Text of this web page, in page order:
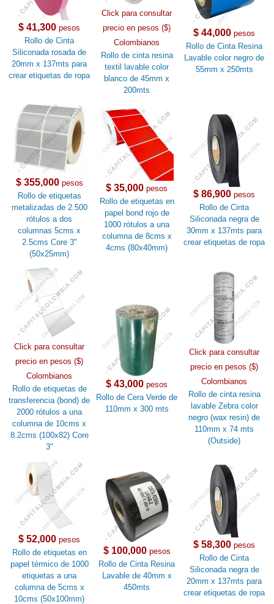
$ 41,300 pesos
Rollo de Cinta
Siliconada rosada de
20mm x 137mts para
crear etiquetas de ropa
Click para consultar
precio en pesos ($)
Colombianos
Rollo de cinta resina
textil lavable color
blanco de 45mm x
200mts
$ 44,000 pesos
Rollo de Cinta Resina
Lavable color negro de
55mm x 250mts
$ 355,000pesos
Rollo de etiquetas
metalizadas de 2.500
rótulos a dos
columnas 5cms x
2.5cms Core 3"
(50x25mm)
$ 35,000 pesos
Rollo de etiquetas en
papel bond rojo de
1000 rótulos a una
columna de 8cms x
4cms (80x40mm)
$ 86,900 pesos
Rollo de Cinta
Siliconada negra de
30mm x 137mts para
crear etiquetas de ropa
Click para consultar
precio en pesos ($)
Colombianos
Rollo de etiquetas de
transferencia (bond) de
2000 rótulos a una
columna de 10cms x
8.2cms (100x82) Core
3"
$ 43,000 pesos
Rollo de Cera Verde de
110mm x 300 mts
Click para consultar
precio en pesos ($)
Colombianos
Rollo de cinta resina
lavable Zebra color
negro (wax resin) de
110mm x 74 mts
(Outside)
$ 52,000 pesos
Rollo de etiquetas en
papel térmico de 1000
etiquetas a una
columna de 5cms x
10cms (50x100mm)
$ 100,000pesos
Rollo de Cinta Resina
Lavable de 40mm x
450mts
$ 58,300 pesos
Rollo de Cinta
Siliconada negra de
20mm x 137mts para
crear etiquetas de ropa